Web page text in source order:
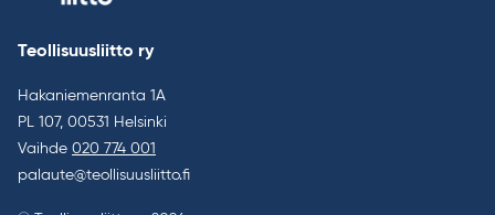
Teollisuusliitto ry
Hakaniemenranta 1A
PL 107, 00531 Helsinki
Vaihde 020 774 001
palaute@teollisuusliitto.fi